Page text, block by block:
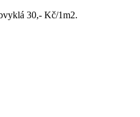
30,- Kč/1m2.